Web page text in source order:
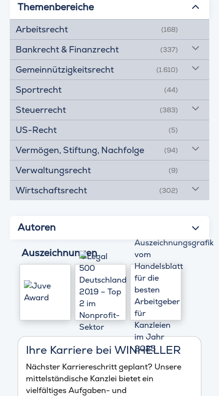
Themenbereiche
Arbeitsrecht (168)
Bankrecht & Finanzrecht (337)
Gemeinnützigkeitsrecht (1.610)
Sportrecht (44)
Steuerrecht (383)
US-Recht (5)
Vermögen, Stiftung, Nachfolge (94)
Verwaltungsrecht (9)
Wirtschaftsrecht (302)
Autoren
Auszeichnungen
Ihre Karriere bei WINHELLER
Nächster Karriereschritt geplant? Unsere
mittelständische Kanzlei bietet ein
vielfältiges Aufgaben- und